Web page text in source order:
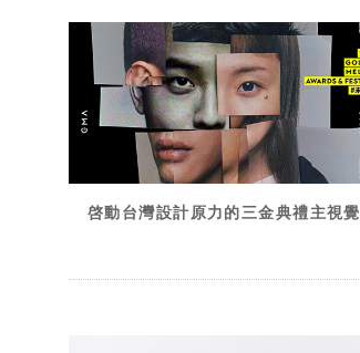
啓動台灣設計原力的三金典禮主視覺